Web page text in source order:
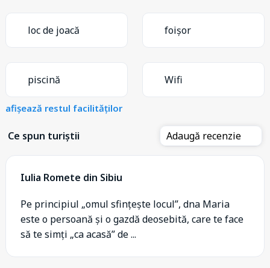
loc de joacă foișor
piscină Wifi
afișează restul facilităților
Ce spun turiștii Adaugă recenzie
Iulia Romete din Sibiu
Pe principiul „omul sfințește locul”, dna Maria
este o persoană și o gazdă deosebită, care te face
să te simți „ca acasă” de ...